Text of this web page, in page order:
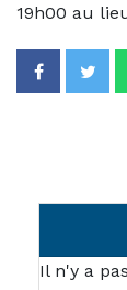
19h00 au
Il n'y a